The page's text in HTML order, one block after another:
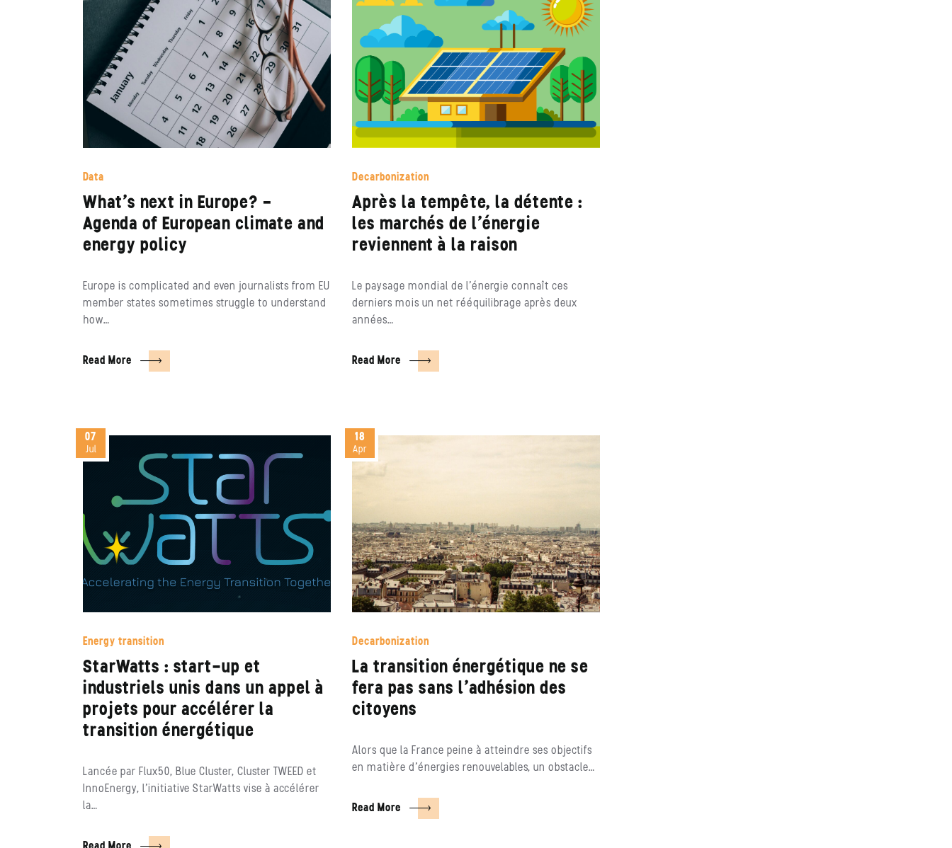
Data
What’s next in Europe? –
Agenda of European climate and
energy policy
Europe is complicated and even journalists from EU
member states sometimes struggle to understand
how…
Read More
Decarbonization
Après la tempête, la détente :
les marchés de l’énergie
reviennent à la raison
Le paysage mondial de l’énergie connaît ces
derniers mois un net rééquilibrage après deux
années…
Read More
07
Jul
Energy transition
StarWatts : start-up et
industriels unis dans un appel à
projets pour accélérer la
transition énergétique
Lancée par Flux50, Blue Cluster, Cluster TWEED et
InnoEnergy, l’initiative StarWatts vise à accélérer
la…
18
Apr
Decarbonization
La transition énergétique ne se
fera pas sans l’adhésion des
citoyens
Alors que la France peine à atteindre ses objectifs
en matière d’énergies renouvelables, un obstacle…
Read More